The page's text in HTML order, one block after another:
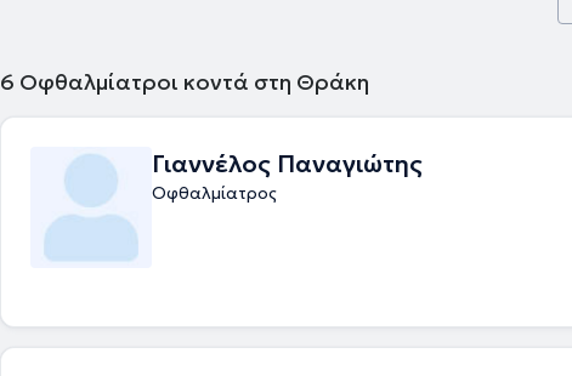
6 Οφθαλμίατροι κοντά στη Θράκη
Γιαννέλος Παναγιώτης
Οφθαλμίατρος